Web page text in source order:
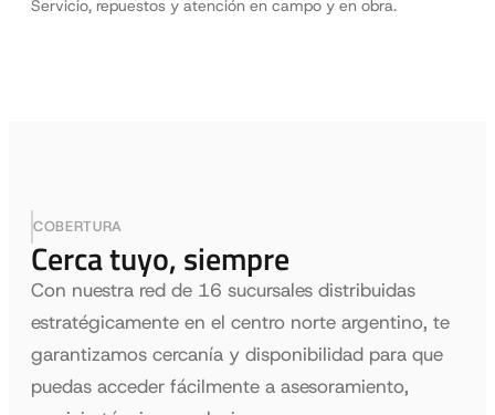
Servicio, repuestos y atención en campo y en obra.
COBERTURA
Cerca tuyo, siempre
Con nuestra red de 16 sucursales distribuidas
estratégicamente en el centro norte argentino, te
garantizamos cercanía y disponibilidad para que
puedas acceder fácilmente a asesoramiento,